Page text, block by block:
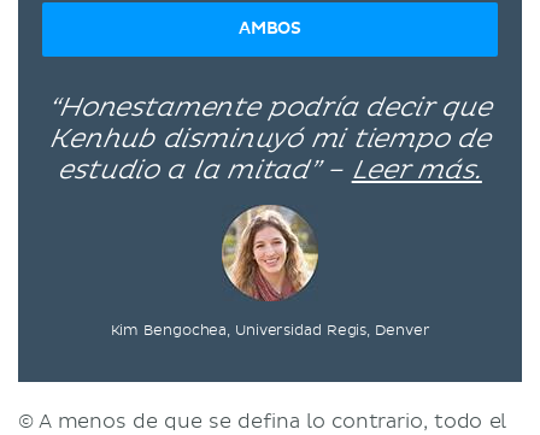
AMBOS
“Honestamente podría decir que
Kenhub disminuyó mi tiempo de
estudio a la mitad” – Leer más.
Kim Bengochea, Universidad Regis, Denver
© A menos de que se defina lo contrario, todo el